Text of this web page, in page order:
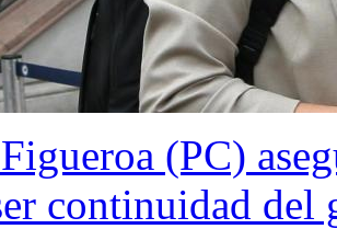
(PC)
continuidad del